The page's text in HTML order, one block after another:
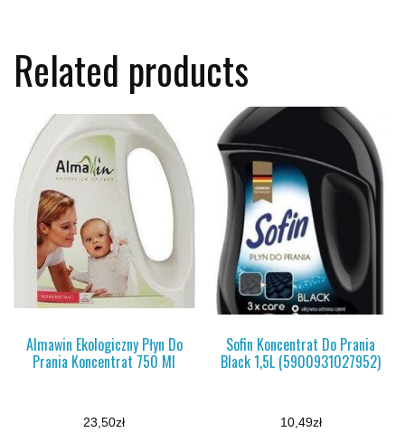
Related products
Almawin Ekologiczny Płyn Do
Prania Koncentrat 750 Ml
23,50zł
Sofin Koncentrat Do Prania
Black 1,5L (5900931027952)
10,49zł